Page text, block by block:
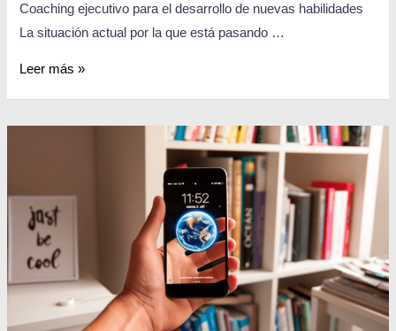
Coaching ejecutivo para el desarrollo de nuevas habilidades
La situación actual por la que está pasando …
Leer más »